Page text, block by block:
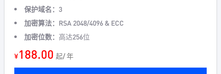
保护域名： 3
加密算法： RSA 2048/4096 & ECC
加密位数： 高达256位
¥188.00 起/ 年